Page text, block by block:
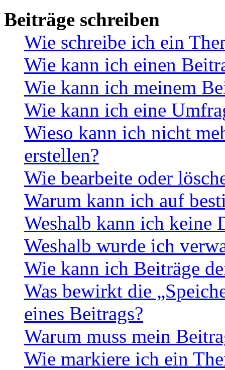
Beiträge schreiben
Wie schreibe ich ein
Wie kann ich einen
Wie kann ich meinem
Wie kann ich eine
Wieso kann ich nicht
erstellen?
Wie bearbeite oder
Warum kann ich auf
Weshalb kann ich keine
Weshalb wurde ich
Wie kann ich Beiträge
Was bewirkt die
eines Beitrags?
Warum muss mein
Wie markiere ich ein